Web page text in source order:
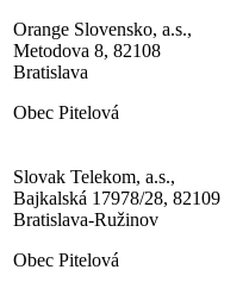
Orange Slovensko, a.s.,
Metodova 8, 82108
Bratislava
Obec Pitelová
Slovak Telekom, a.s.,
Bajkalská 17978/28, 82109
Bratislava-Ružinov
Obec Pitelová